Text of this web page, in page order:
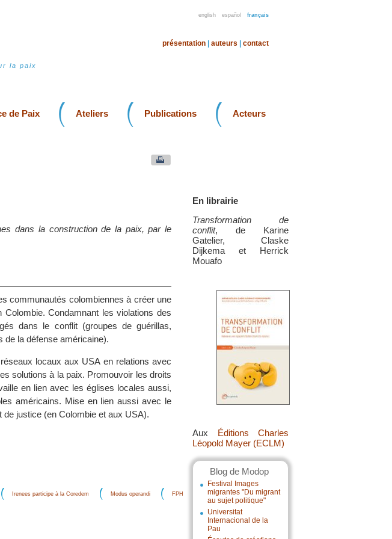
english español français
la paix
présentation auteurs contact
de Paix Ateliers Publications Acteurs
En librairie
Transformation de
conflit, de Karine
Gatelier, Claske
Dijkema et Herrick
Mouafo
Aux Éditions Charles
Léopold Mayer (ECLM)
Blog de Modop
Festival Images
migrantes "Du migrant
au sujet politique"
Universitat
Internacional de la
Pau
dans la construction de la paix, par le
communautés colombiennes à créer une
Condamnant les violations des
dans le conflit (groupes de guérillas,
de la défense américaine).
locaux aux USA en relations avec
solutions à la paix. Promouvoir les droits
en lien avec les églises locales aussi,
américains. Mise en lien aussi avec le
de justice (en Colombie et aux USA).
Irenees participe à la Coredem Modus operandi FPH